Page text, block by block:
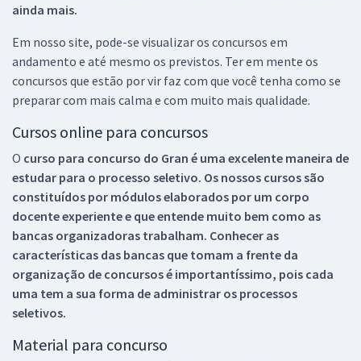
ainda mais.
Em nosso site, pode-se visualizar os concursos em
andamento e até mesmo os previstos. Ter em mente os
concursos que estão por vir faz com que você tenha como se
preparar com mais calma e com muito mais qualidade.
Cursos online para concursos
O curso para concurso do Gran é uma excelente maneira de
estudar para o processo seletivo. Os nossos cursos são
constituídos por módulos elaborados por um corpo
docente experiente e que entende muito bem como as
bancas organizadoras trabalham. Conhecer as
características das bancas que tomam a frente da
organização de concursos é importantíssimo, pois cada
uma tem a sua forma de administrar os processos
seletivos.
Material para concurso